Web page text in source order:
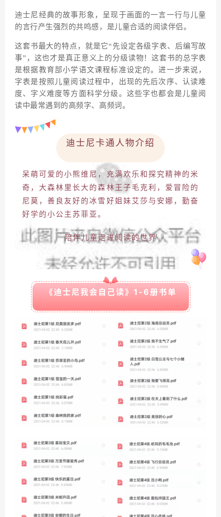
迪士尼经典的故事形象，呈现于画面的一言一行与儿童
的言行产生强烈的共鸣感，是儿童合适的阅读伴侣。
这套书最大的特点，就是它“先设定各级字表、后编写故
事”，这也才是真正意义上的分级读物！这套书的总字表
是根据教育部小学语文课程标准设定的。进一步来说，
字表是按照儿童阅读过程中，出现的先后次序、认读难
度、字义难度等方面科学分级。这些字也都会是儿童阅
读中最常遇到的高频字、高频词。
迪士尼卡通人物介绍
呆萌可爱的小熊维尼，充满欢乐和探究精神的米
奇，大森林里长大的森林王子毛克利，爱冒险的
尼莫，善良友好的冰雪好姐妹艾莎与安娜，勤奋
好学的小公主苏菲亚。
陪伴儿童走进阅读的世界
《迪士尼我会自己读》1-6册书单